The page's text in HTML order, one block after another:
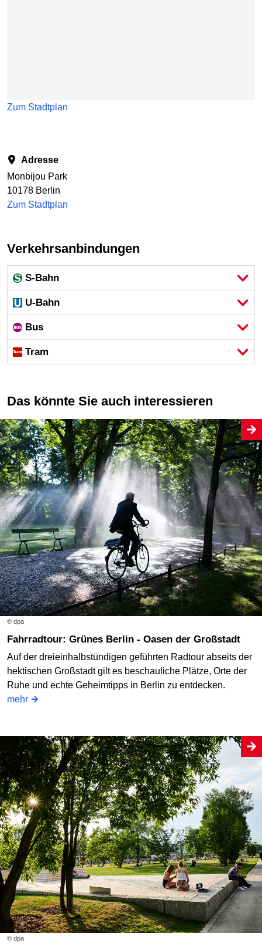
Zum Stadtplan
Adresse
Monbijou Park
10178 Berlin
Zum Stadtplan
Verkehrsanbindungen
S-Bahn
U-Bahn
Bus
Tram
Das könnte Sie auch interessieren
© dpa
Fahrradtour: Grünes Berlin - Oasen der Großstadt
Auf der dreieinhalbstündigen geführten Radtour abseits der
hektischen Großstadt gilt es beschauliche Plätze, Orte der
Ruhe und echte Geheimtipps in Berlin zu entdecken.
mehr
© dpa